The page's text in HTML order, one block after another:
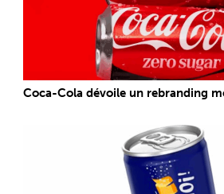
Coca-Cola dévoile un rebranding